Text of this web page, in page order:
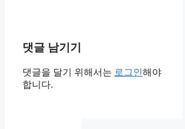
댓글 남기기
댓글을 달기 위해서는 로그인해야
합니다.